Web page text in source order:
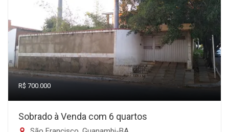
R$ 700.000
Sobrado à Venda com 6 quartos